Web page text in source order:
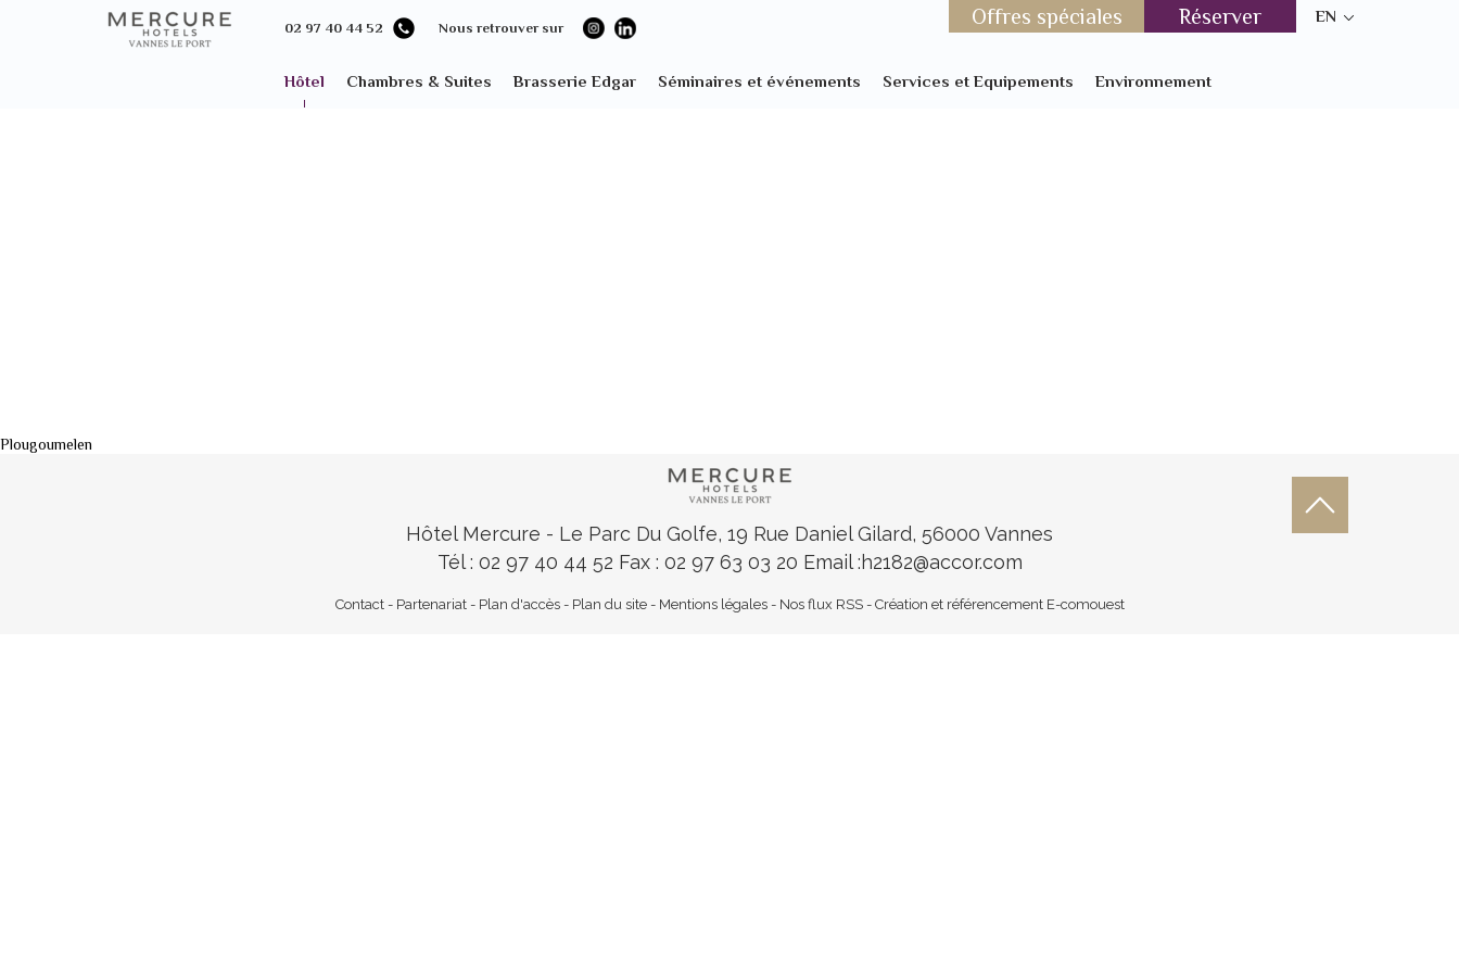
02 97 40 44 52 Nous retrouver sur Offres spéciales Réserver EN
Hôtel Chambres & Suites Brasserie Edgar Séminaires et événements Services et Equipements Environnement
Plougoumelen
Hôtel Mercure - Le Parc Du Golfe, 19 Rue Daniel Gilard, 56000 Vannes
Tél : 02 97 40 44 52 Fax : 02 97 63 03 20 Email :h2182@accor.com
Contact- Partenariat- Plan d'accès- Plan du site- Mentions légales- Nos flux RSS- Création et référencement E-comouest